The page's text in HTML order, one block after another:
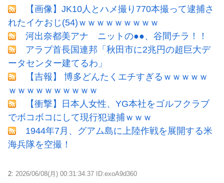
【画像】JK10人とハメ撮り770本撮って逮捕さ
れたイケおじ(54)ｗｗｗｗｗｗｗｗｗ
河出奈都美アナ ニットの●●、谷間チラ！！
アラブ首長国連邦「秋田市に2兆円の超巨大デ
ータセンター建てるわ」
【吉報】 博多どんたくエチすぎるｗｗｗｗｗ
ｗｗｗｗｗｗｗｗｗｗ
【衝撃】日本人女性、YG本社をゴルフクラブ
でボコボコにして現行犯逮捕ｗｗｗ
1944年7月、グアム島に上陸作戦を展開する米
海兵隊を空撮！
2: 2026/06/08(月) 00:31:34.37 ID:exoA9d360